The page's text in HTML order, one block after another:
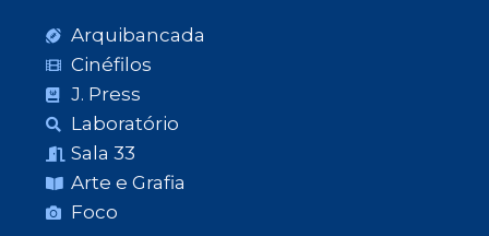
Arquibancada
Cinéfilos
J. Press
Laboratório
Sala 33
Arte e Grafia
Foco